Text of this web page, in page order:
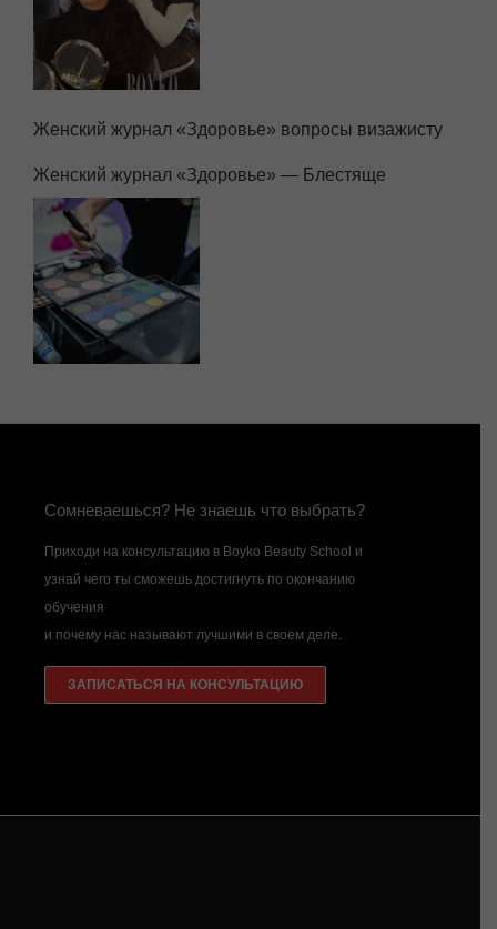
Женский журнал «Здоровье» вопросы визажисту
Женский журнал «Здоровье» — Блестяще
Сомневаешься? Не знаешь что выбрать?
Приходи на консультацию в Boyko Beauty School и
узнай чего ты сможешь достигнуть по окончанию
обучения
и почему нас называют лучшими в своем деле.
ЗАПИСАТЬСЯ НА КОНСУЛЬТАЦИЮ